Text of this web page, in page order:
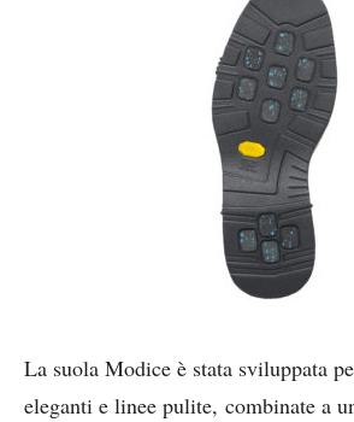
La suola Modice è stata sviluppata
eleganti e linee pulite, combinate a